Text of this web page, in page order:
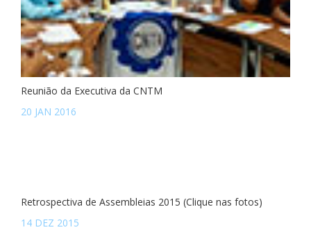
Reunião da Executiva da CNTM
20 JAN 2016
Retrospectiva de Assembleias 2015 (Clique nas fotos)
14 DEZ 2015